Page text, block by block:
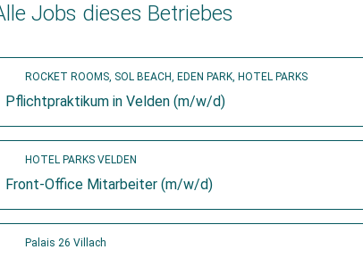
Jobs dieses Betriebes
ROCKET ROOMS, SOL BEACH, EDEN PARK, HOTEL PARKS
Pflichtpraktikum in Velden (m/w/d)
HOTEL PARKS VELDEN
Front-Office Mitarbeiter (m/w/d)
Palais 26 Villach